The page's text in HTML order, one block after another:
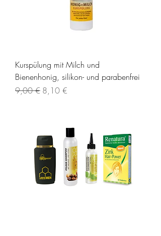
Kurspülung mit Milch und
Bienenhonig, silikon- und parabenfrei
Standardpreis
9,00 € Sale-Preis
8,10 €